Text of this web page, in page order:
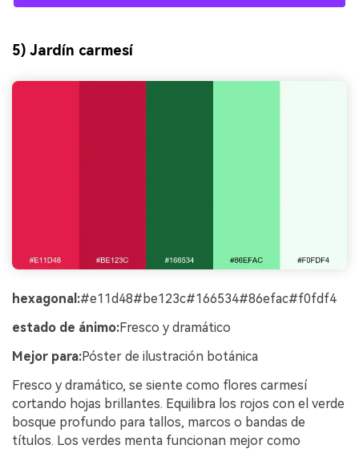
5) Jardín carmesí
hexagonal:#e11d48#be123c#166534#86efac#f0fdf4
estado de ánimo:Fresco y dramático
Mejor para:Póster de ilustración botánica
Fresco y dramático, se siente como flores carmesí
cortando hojas brillantes. Equilibra los rojos con el verde
bosque profundo para tallos, marcos o bandas de
títulos. Los verdes menta funcionan mejor como